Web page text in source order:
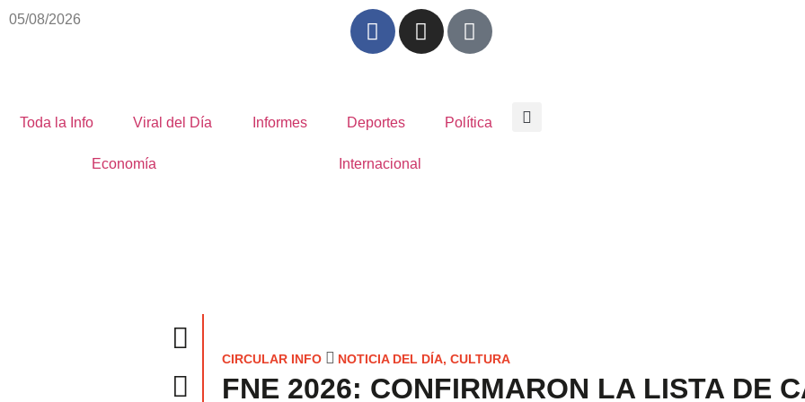
05/08/2026
Toda la Info Viral del Día Informes Deportes Política
Economía Internacional
CIRCULAR INFO NOTICIA DEL DÍA, CULTURA
FNE 2026: CONFIRMARON LA LISTA DE